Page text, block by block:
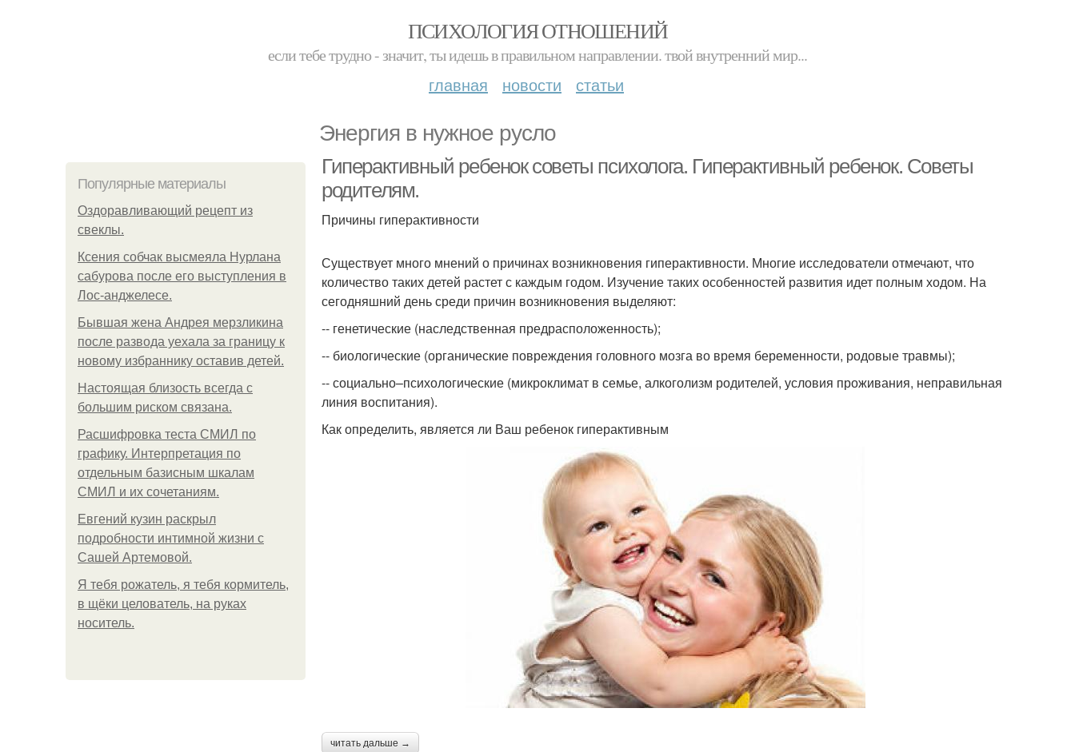
ПСИХОЛОГИЯ ОТНОШЕНИЙ
если тебе трудно - значит, ты идешь в правильном направлении. твой внутренний мир...
главная новости статьи
Энергия в нужное русло
Популярные материалы
Оздоравливающий рецепт из
свеклы.
Ксения собчак высмеяла Нурлана
сабурова после его выступления в
Лос-анджелесе.
Бывшая жена Андрея мерзликина
после развода уехала за границу к
новому избраннику оставив детей.
Hacтоящая близость всегда с
большим риском связана.
Расшифровка теста СМИЛ по
графику. Интерпретация по
отдельным базисным шкалам
СМИЛ и их сочетаниям.
Евгений кузин раскрыл
подробности интимной жизни с
Сашей Артемовой.
Я тебя рожатель, я тебя кормитель,
в щёки целователь, на руках
носитель.
Гиперактивный ребенок советы психолога. Гиперактивный ребенок. Советы
родителям.
Причины гиперактивности
Существует много мнений о причинах возникновения гиперактивности. Многие исследователи отмечают, что
количество таких детей растет с каждым годом. Изучение таких особенностей развития идет полным ходом. На
сегодняшний день среди причин возникновения выделяют:
-- генетические (наследственная предрасположенность);
-- биологические (органические повреждения головного мозга во время беременности, родовые травмы);
-- социально–психологические (микроклимат в семье, алкоголизм родителей, условия проживания, неправильная
линия воспитания).
Как определить, является ли Ваш ребенок гиперактивным
читать дальше →